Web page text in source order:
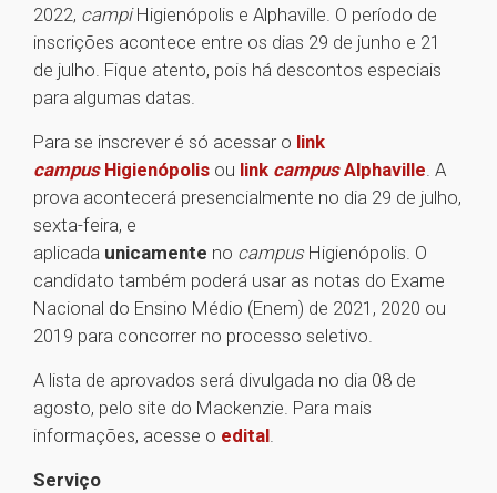
2022, campiHigienópolis e Alphaville. O período de
inscrições acontece entre os dias 29 de junho e 21
de julho. Fique atento, pois há descontos especiais
para algumas datas.
Para se inscrever é só acessar o link
campusHigienópolis ou link campusAlphaville. A
prova acontecerá presencialmente no dia 29 de julho,
sexta-feira, e
aplicada unicamente no campus Higienópolis. O
candidato também poderá usar as notas do Exame
Nacional do Ensino Médio (Enem) de 2021, 2020 ou
2019 para concorrer no processo seletivo.
A lista de aprovados será divulgada no dia 08 de
agosto, pelo site do Mackenzie. Para mais
informações, acesse o edital.
Serviço